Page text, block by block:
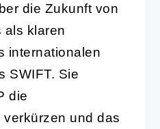
die Zukunft von
als klaren
internationalen
SWIFT. Sie
die
und das